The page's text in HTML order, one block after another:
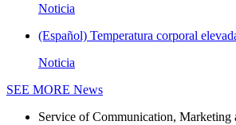
Noticia
(Español) Temperatura corporal
Noticia
SEE MORE News
Service of Communication, Marketing